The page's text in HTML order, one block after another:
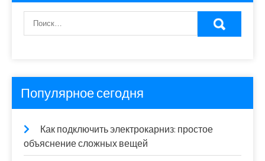
Популярное сегодня
Как подключить электрокарниз: простое
объяснение сложных вещей